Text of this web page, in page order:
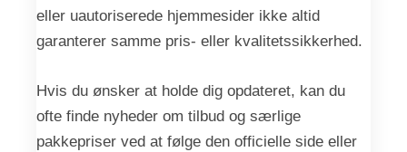
eller uautoriserede hjemmesider ikke altid
garanterer samme pris- eller kvalitetssikkerhed.
Hvis du ønsker at holde dig opdateret, kan du
ofte finde nyheder om tilbud og særlige
pakkepriser ved at følge den officielle side eller